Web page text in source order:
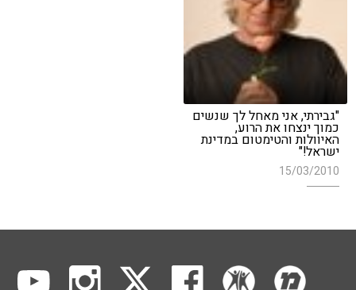
"גבירתי, אני מאחל לך שנשים
כמוך ינצחו את הרוע,
האיוולות והטימטום במדינת
ישראל!"
15/03/2010